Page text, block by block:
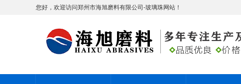
您好，欢迎访问郑州市海旭磨料有限公司-玻璃珠网站！